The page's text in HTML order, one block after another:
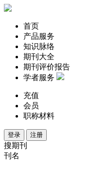
首页
产品服务
知识脉络
期刊大全
期刊评价报告
学者服务
充值
会员
职称材料
登录 注册
搜期刊
刊名